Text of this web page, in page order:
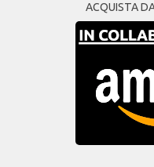
ACQUISTA